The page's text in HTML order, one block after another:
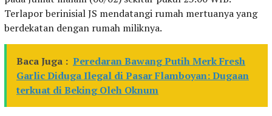
Terlapor berinisial JS mendatangi rumah mertuanya yang
berdekatan dengan rumah miliknya.
Baca Juga : Peredaran Bawang Putih Merk Fresh
Garlic Diduga Ilegal di Pasar Flamboyan: Dugaan
terkuat di Beking Oleh Oknum